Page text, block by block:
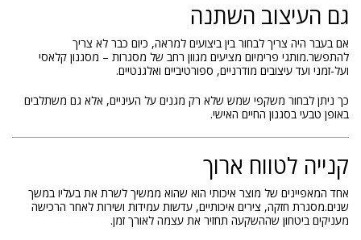
גם העיצוב השתנה
אם בעבר היה צריך לבחור בין ביצועים למראה, כיום כבר לא צריך
להתפשר.מותגי פרימיום מציעים מגוון רחב של מסגרות – מסגנון קלאסי
ועל-זמני ועד עיצובים מודרניים, ספורטיביים ואלגנטיים.
כך ניתן לבחור משקפי שמש שלא רק מגנים על העיניים, אלא גם משתלבים
באופן טבעי בסגנון החיים האישי.
קנייה לטווח ארוך
אחד המאפיינים של מוצר איכותי הוא שהוא ממשיך לשרת את בעליו במשך
שנים.מסגרת חזקה, צירים איכותיים, עדשות עמידות ושירות לאחר הרכישה
מעניקים ביטחון שההשקעה תחזיר את עצמה לאורך זמן.